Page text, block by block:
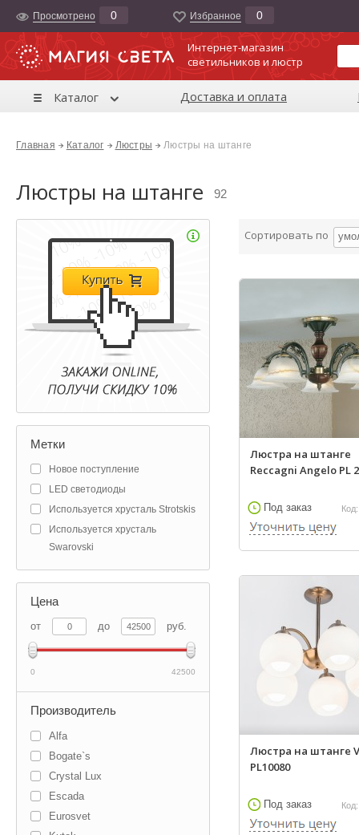
Просмотрено 0 Избранноe 0
Интернет-магазин
светильников и люстр
Каталог Доставка и оплата
Главная Каталог Люстры Люстры на штанге
Люстры на штанге 92
Метки
Новое поступление
LED светодиоды
Используется хрусталь Strotskis
Используется хрусталь
Swarovski
Цена
от до руб.
0 42500
Производитель
Alfa
Bogate`s
Crystal Lux
Escada
Eurosvet
Сортировать по
Люстра на штанге
Reccagni Angelo PL
Под заказ
Люстра на штанге
PL10080
Под заказ